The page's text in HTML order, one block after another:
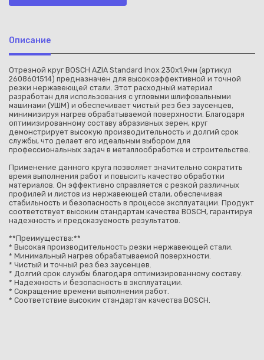
Описание
Отрезной круг BOSCH AZIA Standard Inox 230x1,9мм (артикул
2608601514) предназначен для высокоэффективной и точной
резки нержавеющей стали. Этот расходный материал
разработан для использования с угловыми шлифовальными
машинами (УШМ) и обеспечивает чистый рез без заусенцев,
минимизируя нагрев обрабатываемой поверхности. Благодаря
оптимизированному составу абразивных зерен, круг
демонстрирует высокую производительность и долгий срок
службы, что делает его идеальным выбором для
профессиональных задач в металлообработке и строительстве.
Применение данного круга позволяет значительно сократить
время выполнения работ и повысить качество обработки
материалов. Он эффективно справляется с резкой различных
профилей и листов из нержавеющей стали, обеспечивая
стабильность и безопасность в процессе эксплуатации. Продукт
соответствует высоким стандартам качества BOSCH, гарантируя
надежность и предсказуемость результатов.
**Преимущества:**
* Высокая производительность резки нержавеющей стали.
* Минимальный нагрев обрабатываемой поверхности.
* Чистый и точный рез без заусенцев.
* Долгий срок службы благодаря оптимизированному составу.
* Надежность и безопасность в эксплуатации.
* Сокращение времени выполнения работ.
* Соответствие высоким стандартам качества BOSCH.